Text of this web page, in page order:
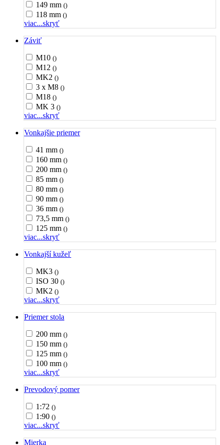
149 mm ()
118 mm ()
viac...skryť
Záviť
M10 ()
M12 ()
MK2 ()
3 x M8 ()
M18 ()
MK 3 ()
viac...skryť
Vonkajšie priemer
41 mm ()
160 mm ()
200 mm ()
85 mm ()
80 mm ()
90 mm ()
36 mm ()
73,5 mm ()
125 mm ()
viac...skryť
Vonkajší kužeľ
MK3 ()
ISO 30 ()
MK2 ()
viac...skryť
Priemer stola
200 mm ()
150 mm ()
125 mm ()
100 mm ()
viac...skryť
Prevodový pomer
1:72 ()
1:90 ()
viac...skryť
Mierka